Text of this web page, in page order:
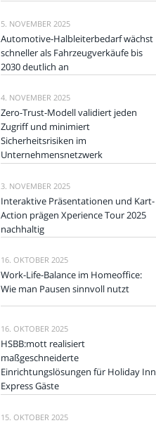
5. NOVEMBER 2025
Automotive-Halbleiterbedarf wächst
schneller als Fahrzeugverkäufe bis
2030 deutlich an
4. NOVEMBER 2025
Zero-Trust-Modell validiert jeden
Zugriff und minimiert
Sicherheitsrisiken im
Unternehmensnetzwerk
3. NOVEMBER 2025
Interaktive Präsentationen und Kart-
Action prägen Xperience Tour 2025
nachhaltig
16. OKTOBER 2025
Work-Life-Balance im Homeoffice:
Wie man Pausen sinnvoll nutzt
16. OKTOBER 2025
HSBB:mott realisiert
maßgeschneiderte
Einrichtungslösungen für Holiday Inn
Express Gäste
15. OKTOBER 2025